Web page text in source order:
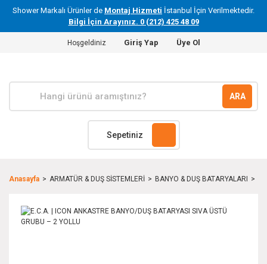
Shower Markalı Ürünler de Montaj Hizmeti İstanbul İçin Verilmektedir.
Bilgi İçin Arayınız. 0 (212) 425 48 09
Hoşgeldiniz Giriş Yap Üye Ol
ARA
Sepetiniz
Anasayfa ARMATÜR & DUŞ SİSTEMLERİ BANYO & DUŞ BATARYALARI